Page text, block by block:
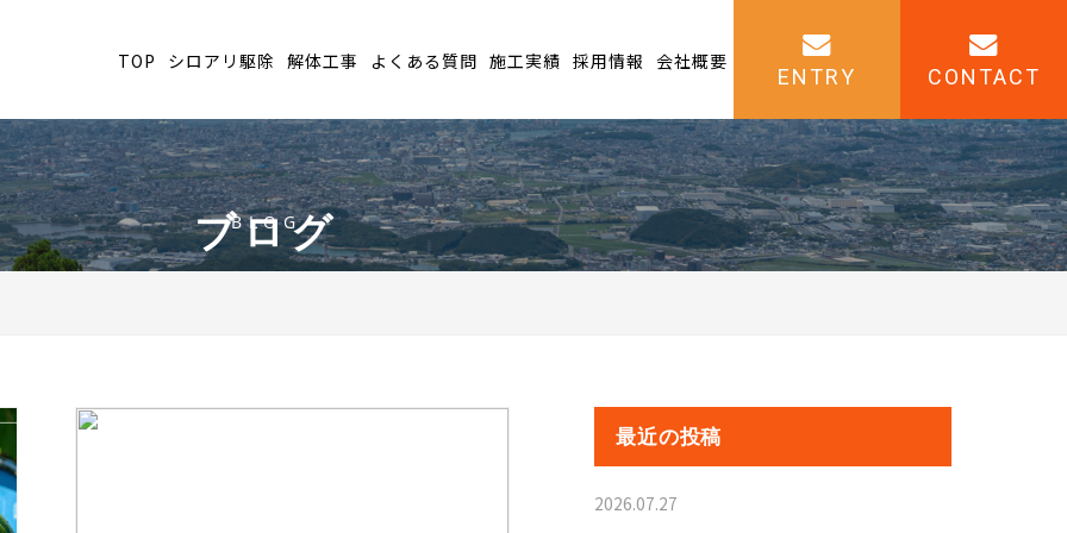
TOP シロアリ駆除 解体工事 よくある質問 施工実績 採用情報 会社概要
ENTRY CONTACT
ブログ
BLOG
最近の投稿
2026.07.27